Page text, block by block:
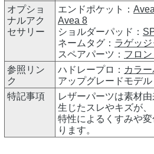
オプショ
ナルアク
セサリー
エンドポケット：
Avea 8
ショルダーパッド：
ネームタグ： ラゲッ
スペアパーツ： フロ
参照リン
ク
ハドレープロ： カラ
アップグレードモデル
特記事項
レザーパーツは素材
生じたスレやキズが
特性によるくすみや
ります。